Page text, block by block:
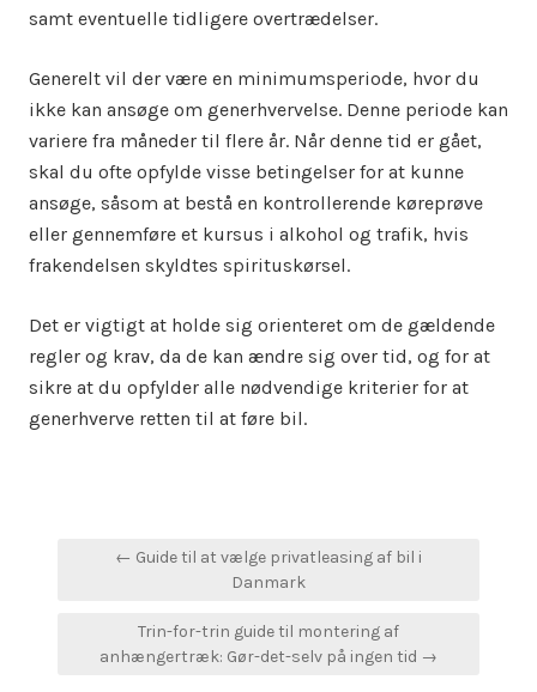
samt eventuelle tidligere overtrædelser.
Generelt vil der være en minimumsperiode, hvor du
ikke kan ansøge om generhvervelse. Denne periode kan
variere fra måneder til flere år. Når denne tid er gået,
skal du ofte opfylde visse betingelser for at kunne
ansøge, såsom at bestå en kontrollerende køreprøve
eller gennemføre et kursus i alkohol og trafik, hvis
frakendelsen skyldtes spirituskørsel.
Det er vigtigt at holde sig orienteret om de gældende
regler og krav, da de kan ændre sig over tid, og for at
sikre at du opfylder alle nødvendige kriterier for at
generhverve retten til at føre bil.
Indlægsnavigation
← Guide til at vælge privatleasing af bil i
Danmark
Trin-for-trin guide til montering af
anhængertræk: Gør-det-selv på ingen tid →